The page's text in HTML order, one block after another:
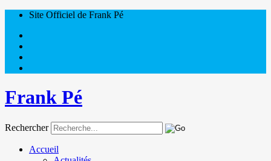
Site Officiel de Frank Pé
Frank Pé
Rechercher
Accueil